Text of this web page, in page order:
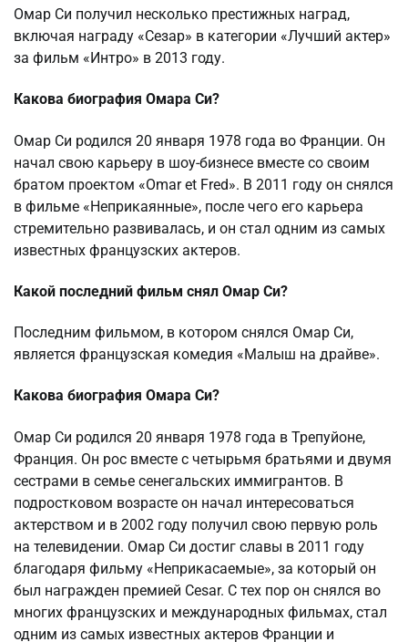
Омар Си получил несколько престижных наград,
включая награду «Сезар» в категории «Лучший актер»
за фильм «Интро» в 2013 году.
Какова биография Омара Си?
Омар Си родился 20 января 1978 года во Франции. Он
начал свою карьеру в шоу-бизнесе вместе со своим
братом проектом «Omar et Fred». В 2011 году он снялся
в фильме «Неприкаянные», после чего его карьера
стремительно развивалась, и он стал одним из самых
известных французских актеров.
Какой последний фильм снял Омар Си?
Последним фильмом, в котором снялся Омар Си,
является французская комедия «Малыш на драйве».
Какова биография Омара Си?
Омар Си родился 20 января 1978 года в Трепуйоне,
Франция. Он рос вместе с четырьмя братьями и двумя
сестрами в семье сенегальских иммигрантов. В
подростковом возрасте он начал интересоваться
актерством и в 2002 году получил свою первую роль
на телевидении. Омар Си достиг славы в 2011 году
благодаря фильму «Неприкасаемые», за который он
был награжден премией Cesar. С тех пор он снялся во
многих французских и международных фильмах, стал
одним из самых известных актеров Франции и